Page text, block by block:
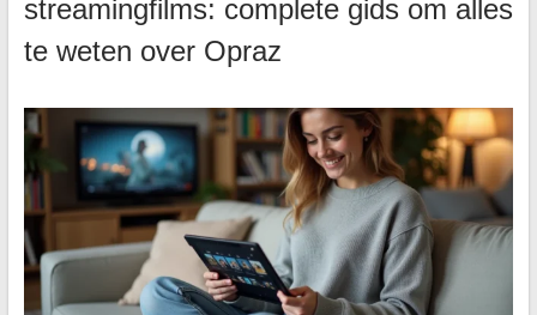
streamingfilms: complete gids om alles
te weten over Opraz